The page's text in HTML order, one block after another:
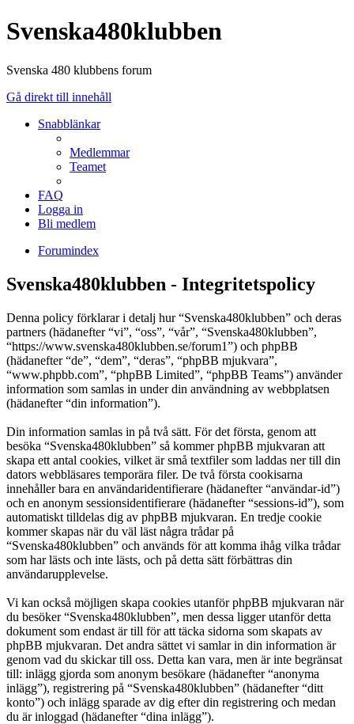
Svenska480klubben
Svenska 480 klubbens forum
Gå direkt till innehåll
Snabblänkar
Medlemmar
Teamet
FAQ
Logga in
Bli medlem
Forumindex
Svenska480klubben - Integritetspolicy
Denna policy förklarar i detalj hur “Svenska480klubben” och deras
partners (hädanefter “vi”, “oss”, “vår”, “Svenska480klubben”,
“https://www.svenska480klubben.se/forum1”) och phpBB
(hädanefter “de”, “dem”, “deras”, “phpBB mjukvara”,
“www.phpbb.com”, “phpBB Limited”, “phpBB Teams”) använder
information som samlas in under din användning av webbplatsen
(hädanefter “din information”).
Din information samlas in på två sätt. För det första, genom att
besöka “Svenska480klubben” så kommer phpBB mjukvaran att
skapa ett antal cookies, vilket är små textfiler som laddas ner till din
dators webbläsares temporära filer. De två första cookisarna
innehåller bara en användaridentifierare (hädanefter “användar-id”)
och en anonym sessionsidentifierare (hädanefter “sessions-id”), som
automatiskt tilldelas dig av phpBB mjukvaran. En tredje cookie
kommer skapas när du väl läst några trådar på
“Svenska480klubben” och används för att komma ihåg vilka trådar
som har lästs och inte lästs, och på detta sätt förbättras din
användarupplevelse.
Vi kan också möjligen skapa cookies utanför phpBB mjukvaran när
du besöker “Svenska480klubben”, men dessa ligger utanför detta
dokument som endast är till för att täcka sidorna som skapats av
phpBB mjukvaran. Det andra sättet vi samlar in din information är
genom vad du skickar till oss. Detta kan vara, men är inte begränsat
till: inlägg gjorda som anonym besökare (hädanefter “anonyma
inlägg”), registrering på “Svenska480klubben” (hädanefter “ditt
konto”) och inlägg sparade av dig efter din registrering och medan
du är inloggad (hädanefter “dina inlägg”).